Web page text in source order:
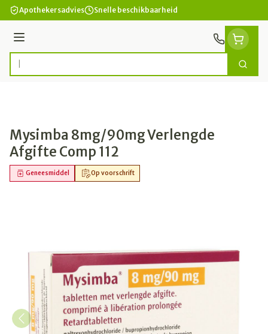
Ga naar de inhoud
Apothekersadvies Snelle beschikbaarheid
Menu
Product, merk, categorie... Zoek
Mysimba 8mg/90mg Verlengde
Afgifte Comp 112
Op voorschrift
Geneesmiddel